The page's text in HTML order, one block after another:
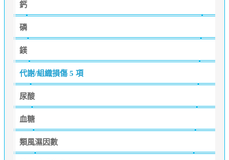
鈣
磷
鎂
代謝/組織損傷 5 項
尿酸
血糖
類風濕因數